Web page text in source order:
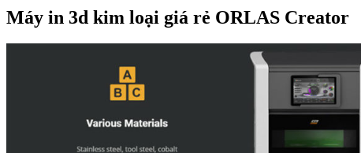
Máy in 3d kim loại giá rẻ ORLAS Creator